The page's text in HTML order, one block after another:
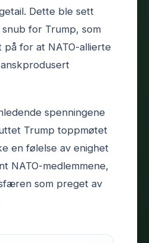
Dette ble sett
for Trump, som
på for at NATO-allierte
spenningene
Trump toppmøtet
en følelse av enighet
NATO-medlemmene,
som preget av